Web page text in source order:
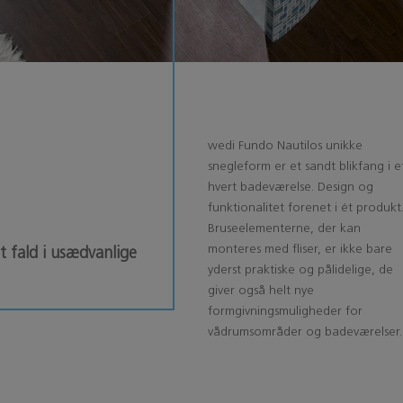
fald i usædvanlige
wedi Fundo Nautilos unikke
snegleform er et sandt blikfang i
hvert badeværelse. Design og
funktionalitet forenet i ét
Bruseelementerne, der kan
monteres med fliser, er ikke bare
yderst praktiske og pålidelige, de
giver også helt nye
formgivningsmuligheder for
vådrumsområder og badeværelser.